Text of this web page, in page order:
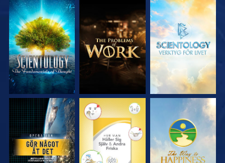
UTFORSKA
SERIEN
UTFORSKA
SERIEN
UTFORSKA
SERIEN
TITTA TITTA TITTA